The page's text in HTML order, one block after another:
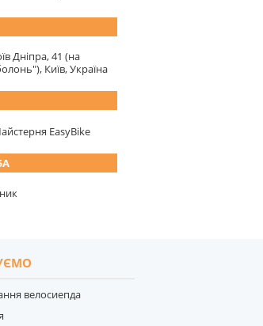
Дніпра, 41 (на
Київ, Україна
EasyBike
велосиепда